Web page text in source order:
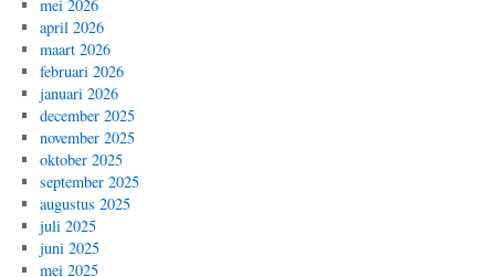
mei 2026
april 2026
maart 2026
februari 2026
januari 2026
december 2025
november 2025
oktober 2025
september 2025
augustus 2025
juli 2025
juni 2025
mei 2025